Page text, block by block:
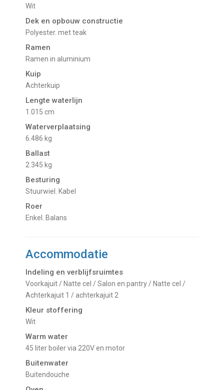
Wit
Dek en opbouw constructie
Polyester. met teak
Ramen
Ramen in aluminium
Kuip
Achterkuip
Lengte waterlijn
1.015 cm
Waterverplaatsing
6.486 kg
Ballast
2.345 kg
Besturing
Stuurwiel. Kabel
Roer
Enkel. Balans
Accommodatie
Indeling en verblijfsruimtes
Voorkajuit / Natte cel / Salon en pantry / Natte cel /
Achterkajuit 1 / achterkajuit 2
Kleur stoffering
Wit
Warm water
45 liter boiler via 220V en motor
Buitenwater
buitendouche